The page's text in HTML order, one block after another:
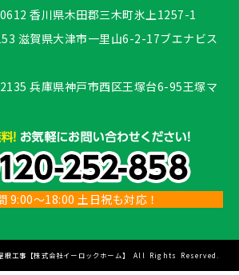
香川県木田郡三木町氷上1257-1
滋賀県大津市一里山6-2-17ブエナビス
兵庫県神戸市西区王塚台6-95王塚マ
9:00～18:00 土日祝も対応！
工事【株式会社イーロックホーム】 All Rights Reserved.